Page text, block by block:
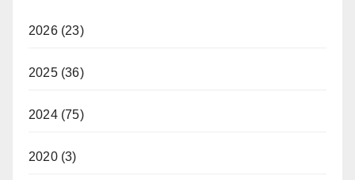
2026 (23)
2025 (36)
2024 (75)
2020 (3)